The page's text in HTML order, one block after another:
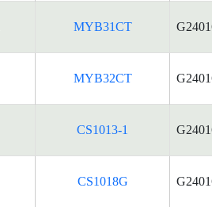
MYB31CT
MYB32CT
CS1013-1
CS1018G